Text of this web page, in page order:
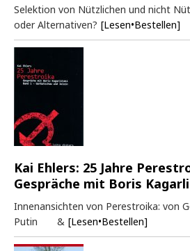
Selektion von Nützlichen und nicht
oder Alternativen? [Lesen•Bestellen]
Kai Ehlers: 25 Jahre
Gespräche mit Boris
Innenansichten von Perestroika: von
Putin & [Lesen•Bestellen]